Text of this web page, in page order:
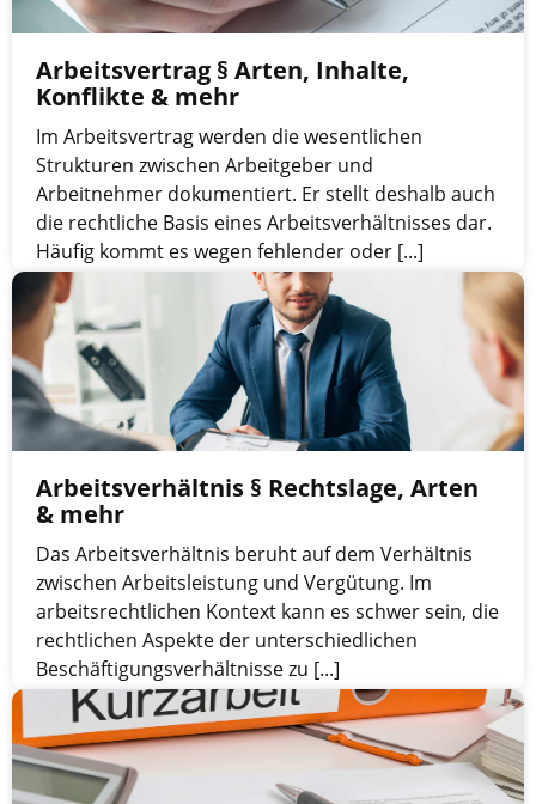
Arbeitsvertrag § Arten, Inhalte,
Konflikte & mehr
Im Arbeitsvertrag werden die wesentlichen
Strukturen zwischen Arbeitgeber und
Arbeitnehmer dokumentiert. Er stellt deshalb auch
die rechtliche Basis eines Arbeitsverhältnisses dar.
Häufig kommt es wegen fehlender oder [...]
Arbeitsverhältnis § Rechtslage, Arten
& mehr
Das Arbeitsverhältnis beruht auf dem Verhältnis
zwischen Arbeitsleistung und Vergütung. Im
arbeitsrechtlichen Kontext kann es schwer sein, die
rechtlichen Aspekte der unterschiedlichen
Beschäftigungsverhältnisse zu [...]